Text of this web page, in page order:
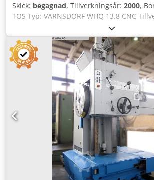
Skick: begagnad, Tillverkningsår: 2000,
TOS Typ: VARNSDORF WHQ 13.8 CNC
CNC-styrning: Heidenhain 426
Rapport finns tillgänglig Slaglängder: X/Y/
1 250 x B800 mm Antal axlar: 5
Bordsbredd: 1 800 mm Spännyta: 1 800 x
Bordsbelastning: 12 ton Antal
Spindelkonus: SK 50 Spindeldiameter:
Spindelvarvtal: 2 500 varv/min Effekt: 90
Heidenhain Teleskopskydd, fullständigt
skrapa. Mått: L x B x H, ca: 7 500 x 6 950 x
Dwjdpfx Aex A Ayieipja Vikt: 40 ton 22726